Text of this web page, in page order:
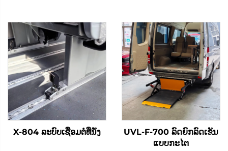
X-804 ລະບົບເຊື່ອມຕໍ່ທີ່ນັ່ງ
UVL-F-700 ລົດຍົກລົດເຂັນ
ແບບກະໄຕ